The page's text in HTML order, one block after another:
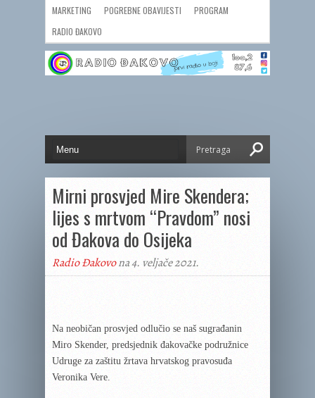
MARKETING POGREBNE OBAVIJESTI
PROGRAM
RADIO ĐAKOVO
Mirni prosvjed Mire Skendera;
lijes s mrtvom “Pravdom” nosi
od Đakova do Osijeka
Radio Đakovona 4. veljače 2021.
Na neobičan prosvjed odlučio se naš sugrađanin
Miro Skender, predsjednik đakovačke podružnice
Udruge za zaštitu žrtava hrvatskog pravosuđa
Veronika Vere.